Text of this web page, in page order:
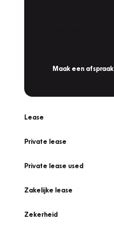
Maak een afspraak
Lease
Private lease
Private lease used
Zakelijke lease
Zekerheid